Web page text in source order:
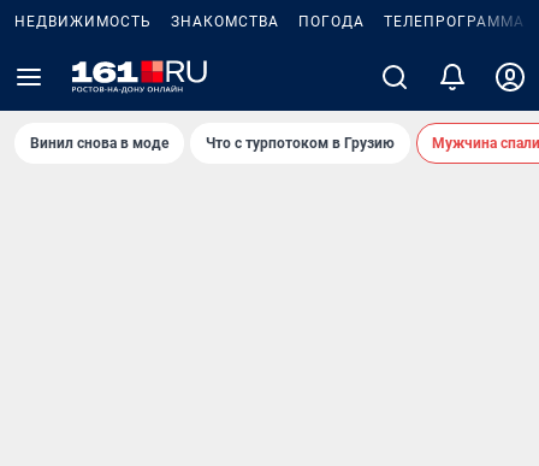
НЕДВИЖИМОСТЬ ЗНАКОМСТВА ПОГОДА ТЕЛЕПРОГРАММА
Винил снова в моде Что с турпотоком в Грузию Мужчина